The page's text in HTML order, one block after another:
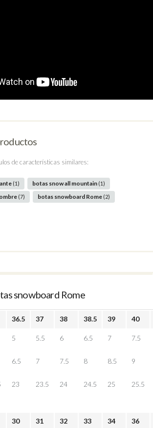
de características similares:
(1) botas snow all mountain (1)
(7) botas snowboard Rome (2)
snowboard Rome
36.5 37 38 38.5 39 40
5 5.5 6 6.5 7 7.5
6.5 7 7.5 8 8.5 9
23 23.5 24 24.5 25 25.5
30 31 32 33 34 36